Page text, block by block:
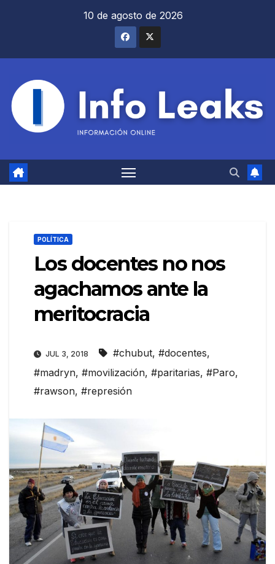
10 de agosto de 2026
POLÍTICA
Los docentes no nos
agachamos ante la
meritocracia
JUL 3, 2018 #chubut, #docentes,
#madryn, #movilización, #paritarias, #Paro,
#rawson, #represión